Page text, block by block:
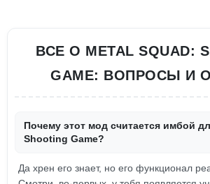
ВСЕ О METAL SQUAD:
GAME: ВОПРОСЫ И
Почему этот мод считается имбой
Shooting Game?
Да хрен его знает, но его функционал